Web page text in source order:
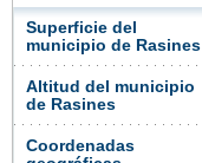
Superficie del
municipio de Rasines
Altitud del municipio
de Rasines
Coordenadas